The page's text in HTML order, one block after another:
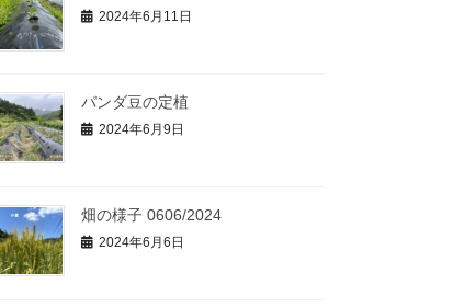
2024年6月11日
パンダ豆の定植
2024年6月9日
畑の様子 0606/2024
2024年6月6日